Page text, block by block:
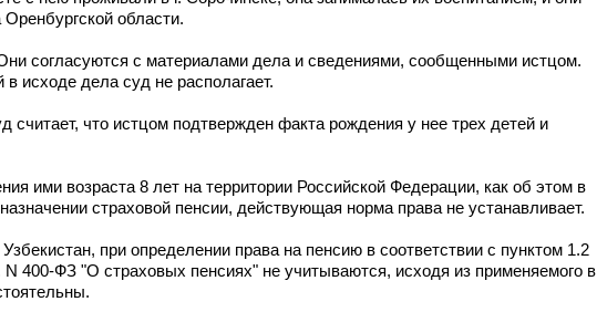
области.
согласуются с материалами дела и сведениями, сообщенными истцом.
исходе дела суд не располагает.
считает, что истцом подтвержден факта рождения у нее трех детей и
ими возраста 8 лет на территории Российской Федерации, как об этом в
страховой пенсии, действующая норма права не устанавливает.
при определении права на пенсию в соответствии с пунктом 1.2
N 400-ФЗ "О страховых пенсиях" не учитываются, исходя из применяемого в